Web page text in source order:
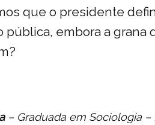
que o presidente
pública, embora a grana
– Graduada em Sociologia –